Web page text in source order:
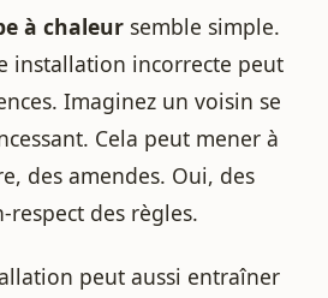
à chaleur semble simple.
installation incorrecte peut
Imaginez un voisin se
Cela peut mener à
des amendes. Oui, des
des règles.
peut aussi entraîner